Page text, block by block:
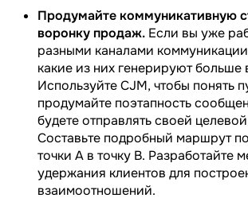
Продумайте коммуникативную
воронку продаж. Если вы уже
разными каналами
какие из них генерируют больше
Используйте CJM, чтобы понять
продумайте поэтапность
будете отправлять своей
Составьте подробный маршрут
точки А в точку В. Разработайте
удержания клиентов для
взаимоотношений.